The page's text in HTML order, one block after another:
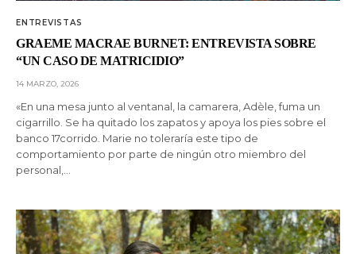
ENTREVISTAS
GRAEME MACRAE BURNET: ENTREVISTA SOBRE
“UN CASO DE MATRICIDIO”
14 MARZO, 2026
«En una mesa junto al ventanal, la camarera, Adèle, fuma un
cigarrillo. Se ha quitado los zapatos y apoya los pies sobre el
banco 17corrido. Marie no toleraría este tipo de
comportamiento por parte de ningún otro miembro del
personal,…